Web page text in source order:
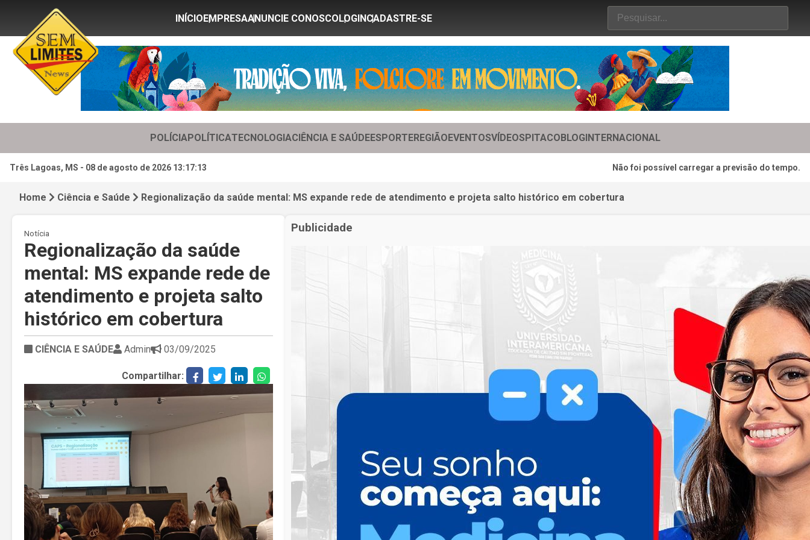
INÍCIOEMPRESAANUNCIE CONOSCOLOGINCADASTRE-SE
POLÍCIAPOLÍTICATECNOLOGIACIÊNCIA E SAÚDEESPORTEREGIÃOEVENTOSVÍDEOSPITACOBLOGINTERNACIONAL
Três Lagoas, MS - 08 de agosto de 2026 13:17:15 Não foi possível carregar a previsão do tempo.
Home Ciência e Saúde Regionalização da saúde mental: MS expande rede de atendimento e projeta salto histórico em cobertura
Notícia
Regionalização da saúde
mental: MS expande rede de
atendimento e projeta salto
histórico em cobertura
CIÊNCIA E SAÚDE Admin 03/09/2025
Compartilhar:
Publicidade